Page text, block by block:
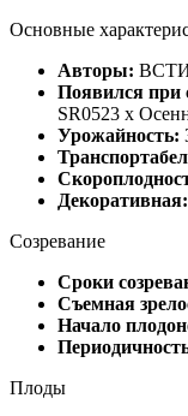
Основные
Авторы:
Появился при
SR0523 х
Урожайность:
Декоративная:
Созревание
Сроки
Съемная
Начало
Плоды